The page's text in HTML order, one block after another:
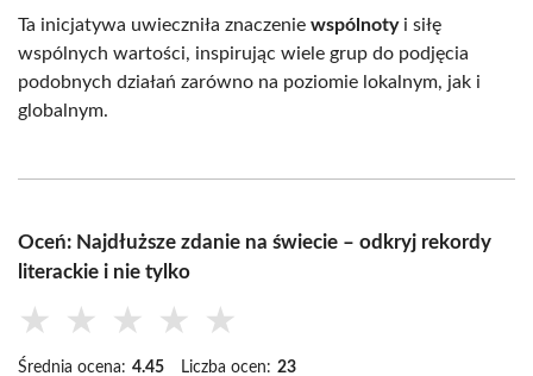
Ta inicjatywa uwieczniła znaczenie wspólnotyi siłę
wspólnych wartości, inspirując wiele grup do podjęcia
podobnych działań zarówno na poziomie lokalnym, jak i
globalnym.
Oceń: Najdłuższe zdanie na świecie – odkryj rekordy
literackie i nie tylko
★ ★ ★ ★ ★
Średnia ocena: 4.45 Liczba ocen: 23